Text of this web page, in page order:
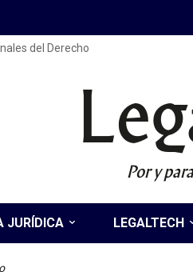
del Derecho
Por y
JURÍDICA LEGALTECH